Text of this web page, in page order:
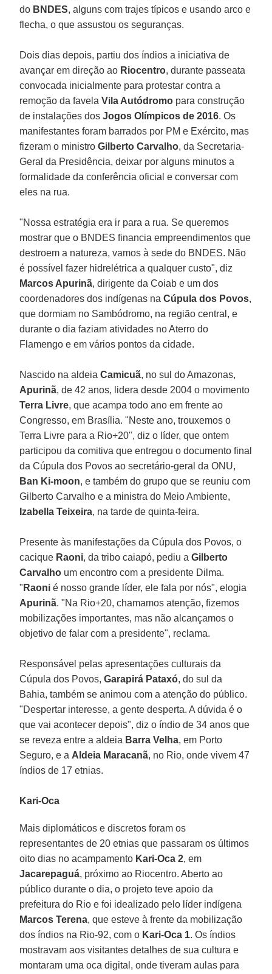
do BNDES, alguns com trajes típicos e usando arco e
flecha, o que assustou os seguranças.
Dois dias depois, partiu dos índios a iniciativa de
avançar em direção ao Riocentro, durante passeata
convocada inicialmente para protestar contra a
remoção da favelaVila Autódromo para construção
de instalações dosJogos Olímpicos de 2016. Os
manifestantes foram barrados por PM e Exército, mas
fizeram o ministroGilberto Carvalho, da Secretaria-
Geral da Presidência, deixar por alguns minutos a
formalidade da conferência oficial e conversar com
eles na rua.
"Nossa estratégia era ir para a rua. Se queremos
mostrar que o BNDES financia empreendimentos que
destroem a natureza, vamos à sede do BNDES. Não
é possível fazer hidrelétrica a qualquer custo", diz
Marcos Apurinã, dirigente da Coiab e um dos
coordenadores dos indígenas naCúpula dos Povos,
que dormiam no Sambódromo, na região central, e
durante o dia faziam atividades no Aterro do
Flamengo e em vários pontos da cidade.
Nascido na aldeiaCamicuã, no sul do Amazonas,
Apurinã, de 42 anos, lidera desde 2004 o movimento
Terra Livre, que acampa todo ano em frente ao
Congresso, em Brasília. "Neste ano, trouxemos o
Terra Livre para a Rio+20", diz o líder, que ontem
participou da comitiva que entregou o documento final
da Cúpula dos Povos ao secretário-geral da ONU,
Ban Ki-moon, e também do grupo que se reuniu com
Gilberto Carvalho e a ministra do Meio Ambiente,
Izabella Teixeira, na tarde de quinta-feira.
Presente às manifestações da Cúpula dos Povos, o
cacique Raoni, da tribo caiapó, pediu aGilberto
Carvalho um encontro com a presidente Dilma.
" Raonié nosso grande líder, ele fala por nós", elogia
Apurinã. "Na Rio+20, chamamos atenção, fizemos
mobilizações importantes, mas não alcançamos o
objetivo de falar com a presidente", reclama.
Responsável pelas apresentações culturais da
Cúpula dos Povos,Garapirá Pataxó, do sul da
Bahia, também se animou com a atenção do público.
"Despertar interesse, a gente desperta. A dúvida é o
que vai acontecer depois", diz o índio de 34 anos que
se reveza entre a aldeia Barra Velha, em Porto
Seguro, e a Aldeia Maracanã, no Rio, onde vivem 47
índios de 17 etnias.
Kari-Oca
Mais diplomáticos e discretos foram os
representantes de 20 etnias que passaram os últimos
oito dias no acampamento Kari-Oca 2, em
Jacarepaguá, próximo ao Riocentro. Aberto ao
público durante o dia, o projeto teve apoio da
prefeitura do Rio e foi idealizado pelo líder indígena
Marcos Terena, que esteve à frente da mobilização
dos índios na Rio-92, com o Kari-Oca 1. Os índios
mostravam aos visitantes detalhes de sua cultura e
montaram uma oca digital, onde tiveram aulas para